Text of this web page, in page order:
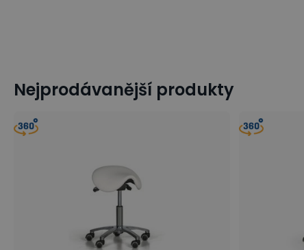
Nejprodávanější produkty